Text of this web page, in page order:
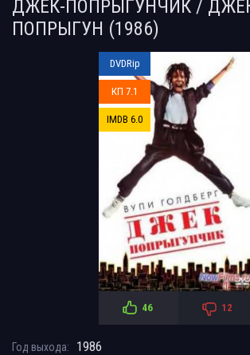
ДЖЕК-ПОПРЫГУНЧИК /
ПОПРЫГУН (1986)
DVDRip
КП 7.1
IMDB 6.0
46 12
Год выхода: 1986